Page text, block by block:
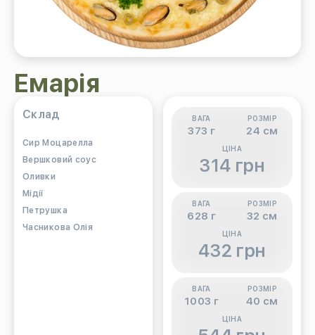
Емарія
Склад
Cир Моцарелла
Вершковий соус
Оливки
Мідії
Петрушка
Часникова Олія
ВАГА
373 г
РОЗМІР
24 см
ЦІНА
314 грн
ВАГА
628 г
РОЗМІР
32 см
ЦІНА
432 грн
ВАГА
1003 г
РОЗМІР
40 см
ЦІНА